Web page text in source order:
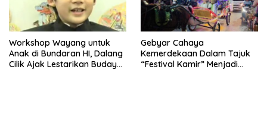
Workshop Wayang untuk
Anak di Bundaran HI, Dalang
Cilik Ajak Lestarikan Budaya
Gebyar Cahaya
Kemerdekaan Dalam Tajuk
“Festival Kamir” Menjadi